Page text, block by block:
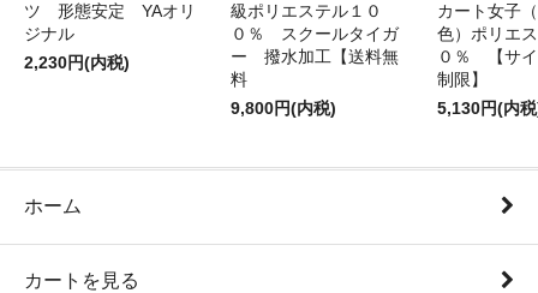
ツ 形態安定 YAオリ
ジナル
2,230円(内税)
級ポリエステル１０
０％ スクールタイガ
ー 撥水加工【送料無
料
9,800円(内税)
カート女子
色）ポリエ
０％ 【サ
制限】
5,130円(内
ホーム
カートを見る